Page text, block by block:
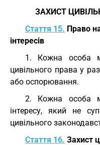
ЗАХИСТ
Стаття 15. Право
інтересів
1. Кожна особа
цивільного права у
або оспорювання.
2. Кожна особа
інтересу, який не
цивільного
Стаття 16. Захист